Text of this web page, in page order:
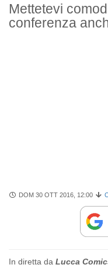
Mettetevi
conferenza
DOM 30 OTT 2016, 12:00
In diretta da Lucca